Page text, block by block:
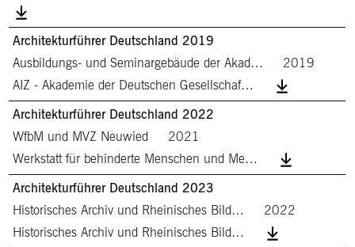
Architekturführer Deutschland 2019
Ausbildungs- und Seminargebäude der Akad…
2019
AIZ - Akademie der Deutschen Gesellschaf…
Architekturführer Deutschland 2022
WfbM und MVZ Neuwied
2021
Werkstatt für behinderte Menschen und Me…
Architekturführer Deutschland 2023
Historisches Archiv und Rheinisches Bild…
2022
Historisches Archiv und Rheinisches Bild…